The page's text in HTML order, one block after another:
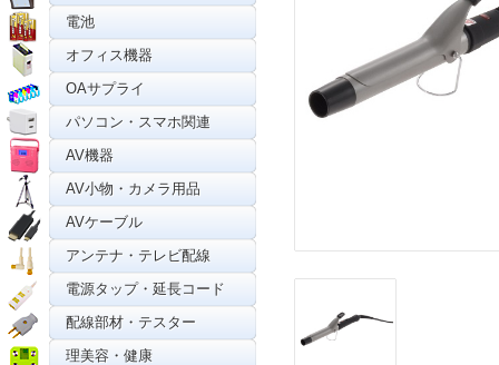
電池
オフィス機器
OAサプライ
パソコン・スマホ関連
AV機器
AV小物・カメラ用品
AVケーブル
アンテナ・テレビ配線
電源タップ・延長コード
配線部材・テスター
理美容・健康